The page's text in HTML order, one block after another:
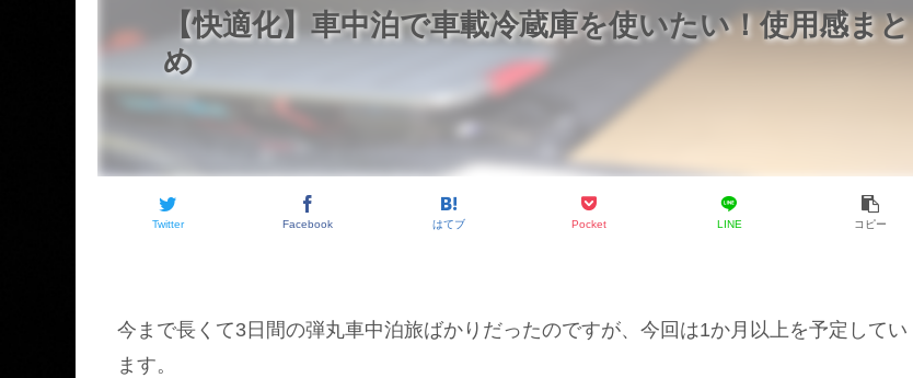
【快適化】車中泊で車載冷蔵庫を使いたい！使用感まと
め
Twitter Facebook はてブ Pocket LINE コピー
今まで長くて3日間の弾丸車中泊旅ばかりだったのですが、今回は1か月以上を予定してい
ます。